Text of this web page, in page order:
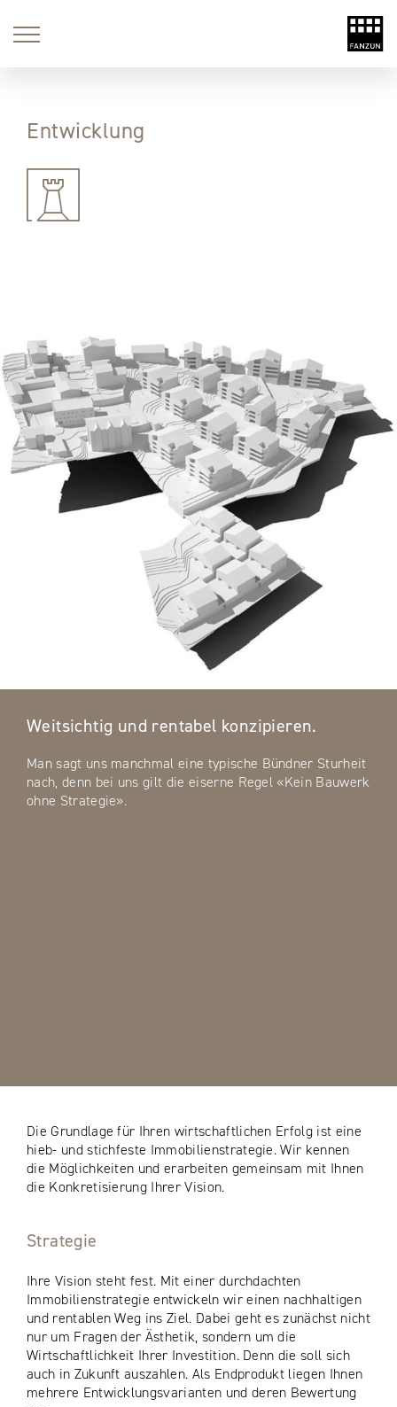
Entwicklung
Weitsichtig und rentabel konzipieren.
Man sagt uns manchmal eine typische Bündner Sturheit
nach, denn bei uns gilt die eiserne Regel «Kein Bauwerk
ohne Strategie».
Die Grundlage für Ihren wirtschaftlichen Erfolg ist eine
hieb- und stichfeste Immobilienstrategie. Wir kennen
die Möglichkeiten und erarbeiten gemeinsam mit Ihnen
die Konkretisierung Ihrer Vision.
Strategie
Ihre Vision steht fest. Mit einer durchdachten
Immobilienstrategie entwickeln wir einen nachhaltigen
und rentablen Weg ins Ziel. Dabei geht es zunächst nicht
nur um Fragen der Ästhetik, sondern um die
Wirtschaftlichkeit Ihrer Investition. Denn die soll sich
auch in Zukunft auszahlen. Als Endprodukt liegen Ihnen
mehrere Entwicklungsvarianten und deren Bewertung